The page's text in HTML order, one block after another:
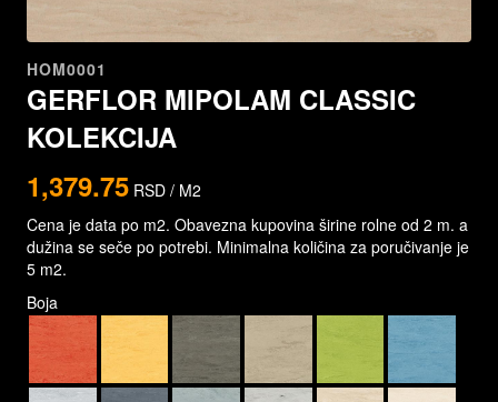
HOM0001
GERFLOR MIPOLAM CLASSIC
KOLEKCIJA
1,379.75 RSD / M2
Cena je data po m2. Obavezna kupovina širine rolne od 2 m. a
dužina se seče po potrebi. Minimalna količina za poručivanje je
5 m2.
Boja